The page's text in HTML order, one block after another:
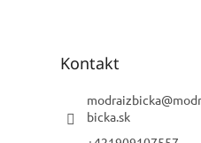
Kontakt
modraizbicka@
bicka.sk